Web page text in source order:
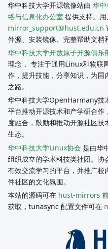
华中科技大学开源镜像站由 华
络与信息化办公室 提供支持。
mirror_support@hust.edu.cn
件源、安装镜像、完整帮助文档
华中科技大学开放原子开源俱乐
理念， 专注于通用Linux和物联
作，提升技能，分享知识，为
之路。
华中科技大学OpenHarmany
平台推动开源技术和产学研合
度融合，鼓励和推动开源社区
生态。
华中科技大学Linux协会 是由华
组织成立的学术科技类社团。
有效交流学习的平台，并推广
件社区的文化氛围。
本站的源码可在 hust-mirrors
获取，tunasync 配置文件可在